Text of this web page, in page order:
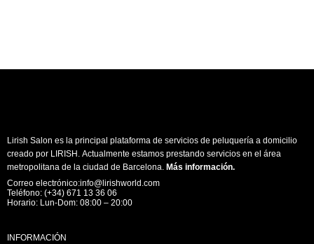
Lirish Salon es la principal plataforma de servicios de peluquería a domicilio
creado por LIRISH. Actualmente estamos prestando servicios en el área
metropolitana de la ciudad de Barcelona. Más información.
Correo electrónico:info@lirishworld.com
Teléfono: (+34) 671 13 36 06
Horario: Lun-Dom: 08:00 – 20:00
INFORMACIÓN